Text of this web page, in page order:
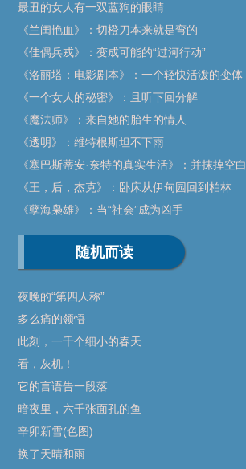
最丑的女人有一双蓝狗的眼睛
《兰闺艳血》：切橙刀本来就是弯的
《佳偶兵戎》：变成可能的“过河行动”
《洛丽塔：电影剧本》：一个轻快活泼的变体
《一个女人的秘密》：且听下回分解
《魔法师》：来自她的胎生的情人
《透明》：维特根斯坦不下雨
《塞巴斯蒂安·奈特的真实生活》：并抹掉空白
《王，后，杰克》：卧床从伊甸园回到柏林
《孽海枭雄》：当“社会”成为凶手
随机而读
夜晚的“第四人称”
多么痛的领悟
此刻，一千个细小的春天
看，灰机！
它的言语告一段落
暗夜里，六千张面孔的鱼
辛卯新雪(色图)
换了天晴和雨